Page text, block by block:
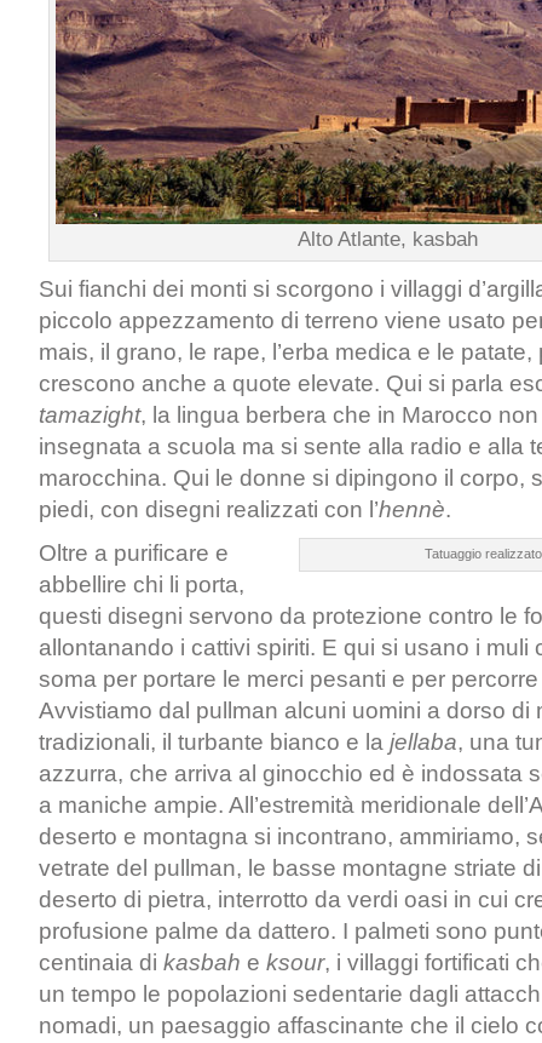
Alto Atlante, kasbah
Sui fianchi dei monti si scorgono i villaggi
piccolo appezzamento di terreno viene usato
mais, il grano, le rape, l’erba medica e le patate,
crescono anche a quote elevate. Qui si parla
tamazight, la lingua berbera che in Marocco
insegnata a scuola ma si sente alla radio e alla
marocchina. Qui le donne si dipingono il corpo,
piedi, con disegni realizzati con l’hennè.
Tatuaggio
Oltre a purificare e
abbellire chi li porta,
questi disegni servono da protezione contro le
allontanando i cattivi spiriti. E qui si usano i muli
soma per portare le merci pesanti e per
Avvistiamo dal pullman alcuni uomini a dorso di
tradizionali, il turbante bianco e la jellaba, una
azzurra, che arriva al ginocchio ed è indossata
a maniche ampie. All’estremità meridionale
deserto e montagna si incontrano, ammiriamo,
vetrate del pullman, le basse montagne striate
deserto di pietra, interrotto da verdi oasi in cui
profusione palme da dattero. I palmeti sono
centinaia di kasbah e ksour, i villaggi fortificati
un tempo le popolazioni sedentarie dagli
nomadi, un paesaggio affascinante che il cielo